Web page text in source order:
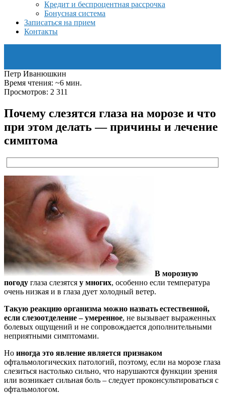
Кредит и беспроцентная рассрочка
Бонусная система
Записаться на прием
Контакты
Петр Иванюшкин
Время чтения: ~6 мин.
Просмотров: 2 311
Почему слезятся глаза на морозе и что
при этом делать — причины и лечение
симптома
В морозную
погоду глаза слезятся у многих, особенно если температура
очень низкая и в глаза дует холодный ветер.
Такую реакцию организма можно назвать естественной,
если слезоотделение – умеренное, не вызывает выраженных
болевых ощущений и не сопровождается дополнительными
неприятными симптомами.
Но иногда это явление является признаком
офтальмологических патологий, поэтому, если на морозе глаза
слезиться настолько сильно, что нарушаются функции зрения
или возникает сильная боль – следует проконсультироваться с
офтальмологом.